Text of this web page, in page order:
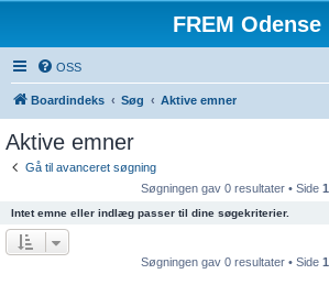
FREM Odense
OSS
Boardindeks Søg Aktive emner
Aktive emner
Gå til avanceret søgning
Søgningen gav 0 resultater • Side 1
Intet emne eller indlæg passer til dine søgekriterier.
Søgningen gav 0 resultater • Side 1